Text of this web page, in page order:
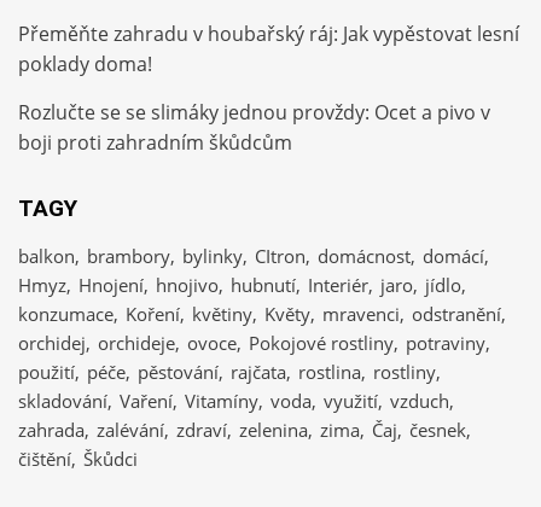
Přeměňte zahradu v houbařský ráj: Jak vypěstovat lesní
poklady doma!
Rozlučte se se slimáky jednou provždy: Ocet a pivo v
boji proti zahradním škůdcům
TAGY
balkon brambory bylinky CItron domácnost domácí
Hmyz Hnojení hnojivo hubnutí Interiér jaro jídlo
konzumace Koření květiny Květy mravenci odstranění
orchidej orchideje ovoce Pokojové rostliny potraviny
použití péče pěstování rajčata rostlina rostliny
skladování Vaření Vitamíny voda využití vzduch
zahrada zalévání zdraví zelenina zima Čaj česnek
čištění Škůdci